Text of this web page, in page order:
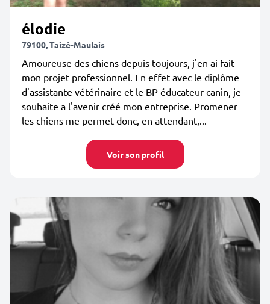
élodie
79100, Taizé-Maulais
Amoureuse des chiens depuis toujours, j'en ai fait
mon projet professionnel. En effet avec le diplôme
d'assistante vétérinaire et le BP éducateur canin, je
souhaite a l'avenir créé mon entreprise. Promener
les chiens me permet donc, en attendant,...
Voir son profil